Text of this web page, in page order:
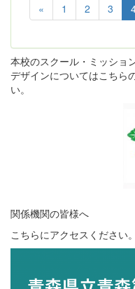
« 1 2 3
本校のスクール・ミッショ
デザインについてはこちら
い。
関係機関の皆様へ
こちらにアクセスください。